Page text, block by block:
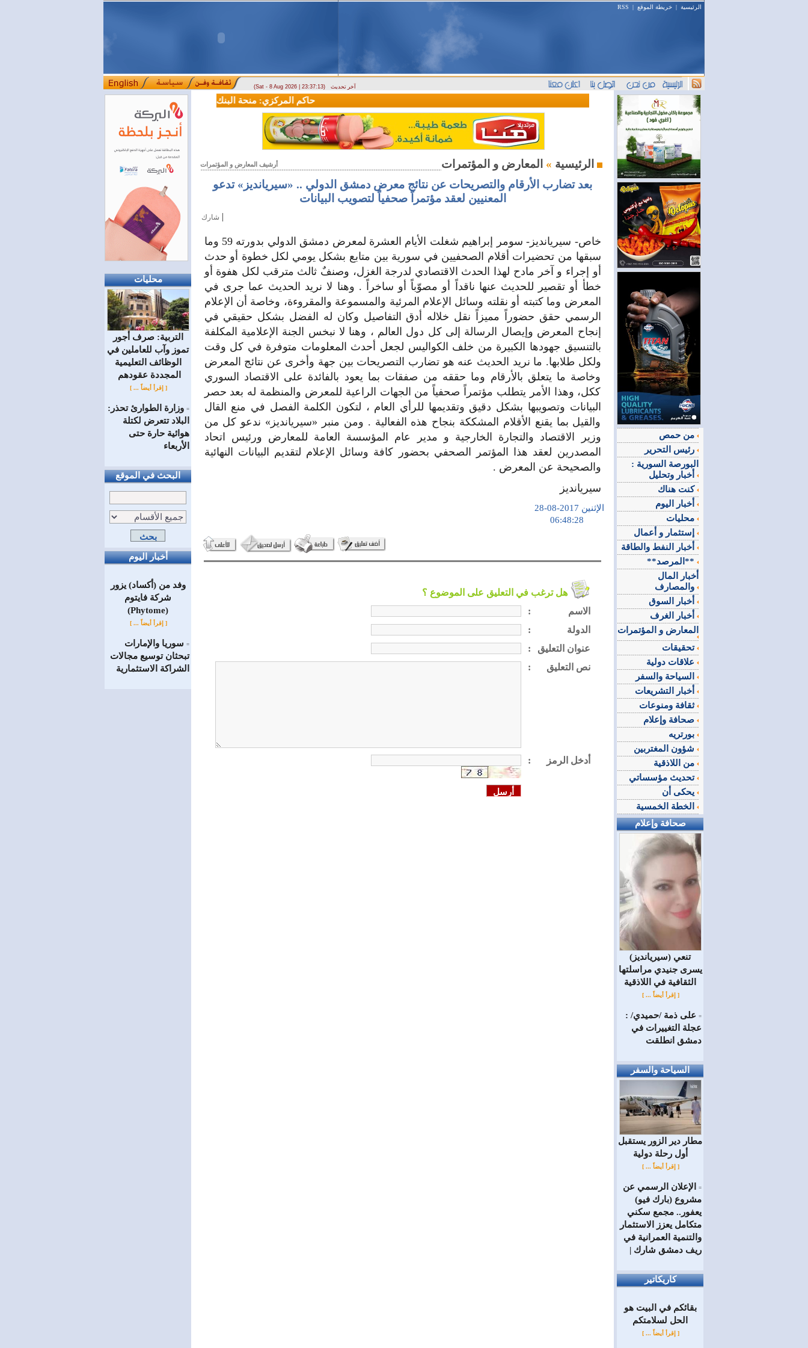
الرئيسية | خريطة الموقع |
RSS
(Sat - 8 Aug 2026 | 23:37:13) آخر تحديث
محليات
التربية: صرف أجور
تموز وآب للعاملين في
الوظائف ‏التعليمية
المجددة عقودهم ‏
[ إقرأ أيضاً ... ]
= وزارة الطوارئ تحذر:
البلاد تتعرض لكتلة
هوائية حارة حتى
الأربعاء
البحث في الموقع
أخبار اليوم
وفد من (أكساد) يزور
شركة فايتوم
(Phytome)
[ إقرأ أيضاً ... ]
= سوريا والإمارات
تبحثان توسيع مجالات
الشراكة الاستثمارية
حاكم المركزي: منحة البنك الدولي لسورية خطوة أساسية نحو بناء قطاع مالي حديث
أرشيف المعارض و المؤتمرات الرئيسية »
بعد تضارب الأرقام والتصريحات عن نتائج معرض دمشق الدولي .. «سيريانديز» تدعو
المعنيين لعقد مؤتمراً صحفياً لتصويب البيانات
شارك |
خاص- سيريانديز- سومر إبراهيم شغلت الأيام العشرة لمعرض دمشق الدولي بدورته 59 وما
سبقها من تحضيرات أقلام الصحفيين في سورية بين متابع بشكل يومي لكل خطوة أو حدث
أو إجراء و آخر مادح لهذا الحدث الاقتصادي لدرجة الغزل، وصنفٌ ثالث مترقب لكل هفوة أو
خطأ أو تقصير للحديث عنها ناقداً أو مصوّباً أو ساخراً . وهنا لا نريد الحديث عما جرى في
المعرض وما كتبته أو نقلته وسائل الإعلام المرئية والمسموعة والمقروءة، وخاصة أن الإعلام
الرسمي حقق حضوراً مميزاً نقل خلاله أدق التفاصيل وكان له الفضل بشكل حقيقي في
إنجاح المعرض وإيصال الرسالة إلى كل دول العالم ، وهنا لا نبخس الجنة الإعلامية المكلفة
بالتنسيق جهودها الكبيرة من خلف الكواليس لجعل أحدث المعلومات متوفرة في كل وقت
ولكل طلابها. ما نريد الحديث عنه هو تضارب التصريحات بين جهة وأخرى عن نتائج المعرض
وخاصة ما يتعلق بالأرقام وما حققه من صفقات بما يعود بالفائدة على الاقتصاد السوري
ككل، وهذا الأمر يتطلب مؤتمراً صحفياً من الجهات الراعية للمعرض والمنظمة له بعد حصر
البيانات وتصويبها بشكل دقيق وتقديمها للرأي العام ، لتكون الكلمة الفصل في منع القال
والقيل بما يقنع الأقلام المشككة بنجاح هذه الفعالية . ومن منبر «سيريانديز» ندعو كل من
وزير الاقتصاد والتجارة الخارجية و مدير عام المؤسسة العامة للمعارض ورئيس اتحاد
المصدرين لعقد هذا المؤتمر الصحفي بحضور كافة وسائل الإعلام لتقديم البيانات النهائية
والصحيحة عن المعرض .
سيريانديز
الإثنين 2017-08-28
هل ترغب في التعليق على الموضوع ؟
:
الاسم
:
الدولة
:
عنوان التعليق
:
نص التعليق
: أدخل الرمز
البورصة السورية :
كنت هناك
**المرصد**
أخبار المال
المعارض و المؤتمرات
تحقيقات
ثقافة ومنوعات
تحديث مؤسساتي
صحافة وإعلام
(سيريانديز) تنعي
يسرى جنيدي مراسلتها
الثقافية في اللاذقية
[ إقرأ أيضاً ... ]
= على ذمة /حميدي/ :
عجلة التغييرات في
دمشق انطلقت
السياحة والسفر
مطار دير الزور يستقبل
أول رحلة دولية
[ إقرأ أيضاً ... ]
=
الإعلان الرسمي عن
مشروع (بارك فيو)
يعفور.. مجمع سكني
متكامل يعزز الاستثمار
والتنمية العمرانية في
ريف دمشق شارك |
كاريكاتير
بقائكم في البيت هو
الحل لسلامتكم
[ إقرأ أيضاً ... ]